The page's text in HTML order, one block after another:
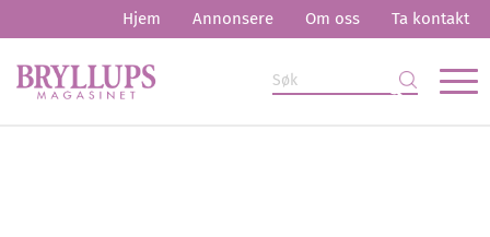
Hjem Annonsere Om oss Ta kontakt